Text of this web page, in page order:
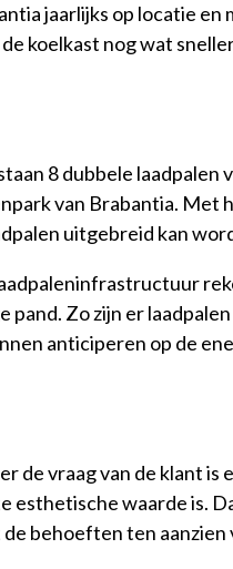
jaarlijks op locatie
koelkast nog wat
8 dubbele
van Brabantia. Met
uitgebreid kan
Zo zijn er
anticiperen op de
de vraag van de klant
esthetische waarde is.
behoeften ten aanzien